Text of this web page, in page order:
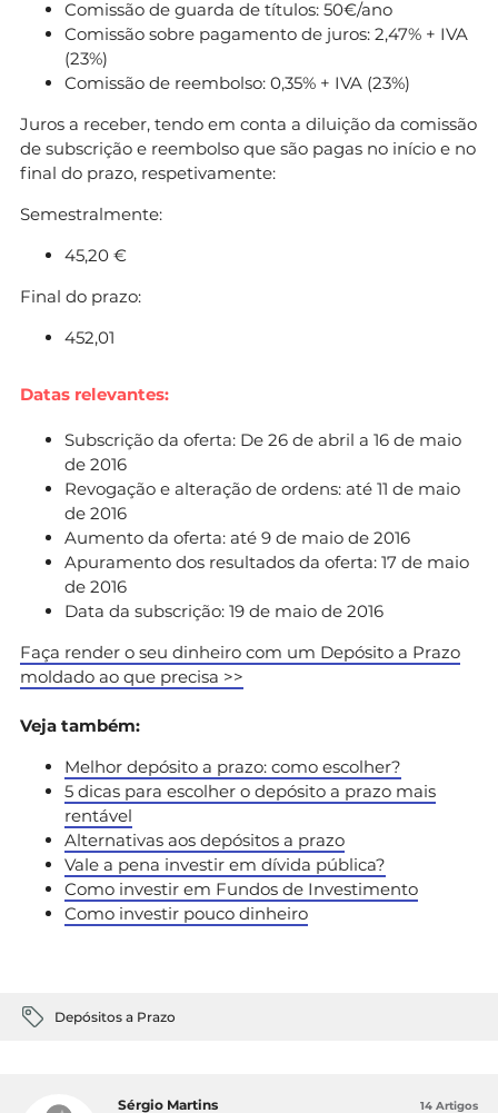
Comissão de guarda de títulos: 50€/ano
Comissão sobre pagamento de juros: 2,47% + IVA
(23%)
Comissão de reembolso: 0,35% + IVA (23%)
Juros a receber, tendo em conta a diluição da comissão
de subscrição e reembolso que são pagas no início e no
final do prazo, respetivamente:
Semestralmente:
45,20 €
Final do prazo:
452,01
Datas relevantes:
Subscrição da oferta: De 26 de abril a 16 de maio
de 2016
Revogação e alteração de ordens: até 11 de maio
de 2016
Aumento da oferta: até 9 de maio de 2016
Apuramento dos resultados da oferta: 17 de maio
de 2016
Data da subscrição: 19 de maio de 2016
Faça render o seu dinheiro com um Depósito a Prazo
moldado ao que precisa >>
Veja também:
Melhor depósito a prazo: como escolher?
5 dicas para escolher o depósito a prazo mais
rentável
Alternativas aos depósitos a prazo
Vale a pena investir em dívida pública?
Como investir em Fundos de Investimento
Como investir pouco dinheiro
Depósitos a Prazo
Sérgio Martins 14 Artigos